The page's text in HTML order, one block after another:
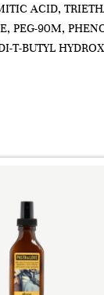
ACID,
PEG-90M,
T-BUTYL